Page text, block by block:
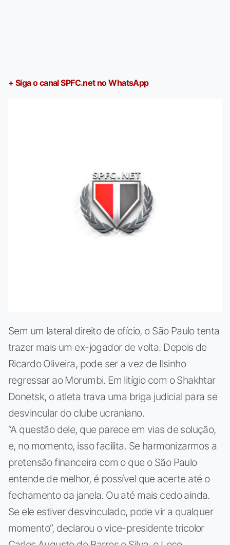
+ Siga o canal SPFC.net no WhatsApp
Sem um lateral direito de ofício, o São Paulo tenta
trazer mais um ex-jogador de volta. Depois de
Ricardo Oliveira, pode ser a vez de Ilsinho
regressar ao Morumbi. Em litígio com o Shakhtar
Donetsk, o atleta trava uma briga judicial para se
desvincular do clube ucraniano.
“A questão dele, que parece em vias de solução,
e, no momento, isso facilita. Se harmonizarmos a
pretensão financeira com o que o São Paulo
entende de melhor, é possível que acerte até o
fechamento da janela. Ou até mais cedo ainda.
Se ele estiver desvinculado, pode vir a qualquer
momento”, declarou o vice-presidente tricolor